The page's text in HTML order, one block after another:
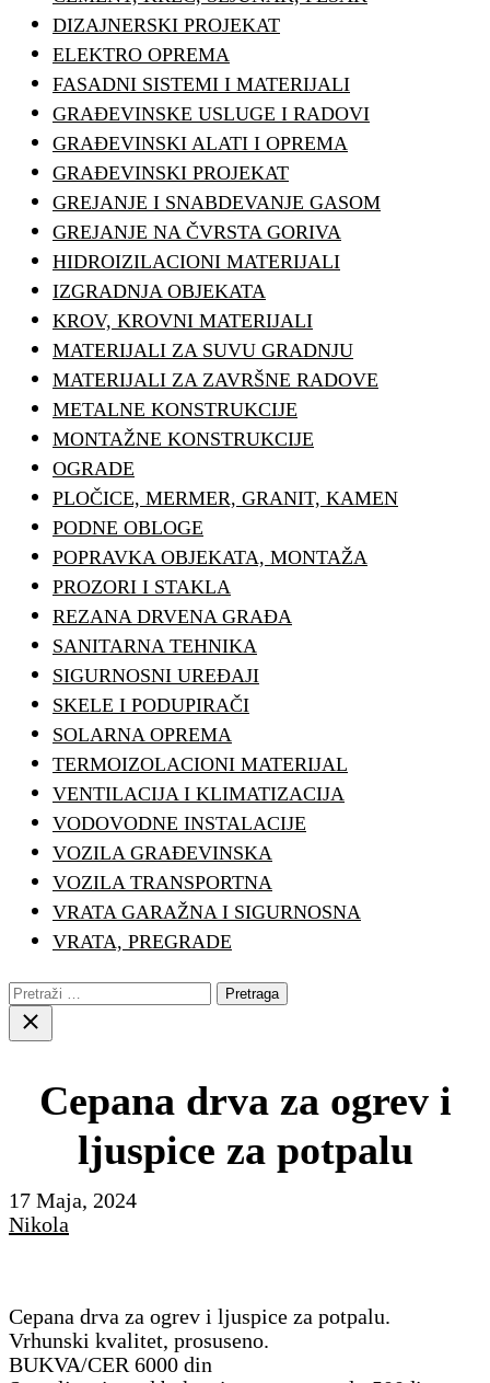
DIZAJNERSKI PROJEKAT
ELEKTRO OPREMA
FASADNI SISTEMI I MATERIJALI
GRAĐEVINSKE USLUGE I RADOVI
GRAĐEVINSKI ALATI I OPREMA
GRAĐEVINSKI PROJEKAT
GREJANJE I SNABDEVANJE GASOM
GREJANJE NA ČVRSTA GORIVA
HIDROIZILACIONI MATERIJALI
IZGRADNJA OBJEKATA
KROV, KROVNI MATERIJALI
MATERIJALI ZA SUVU GRADNJU
MATERIJALI ZA ZAVRŠNE RADOVE
METALNE KONSTRUKCIJE
MONTAŽNE KONSTRUKCIJE
OGRADE
PLOČICE, MERMER, GRANIT, KAMEN
PODNE OBLOGE
POPRAVKA OBJEKATA, MONTAŽA
PROZORI I STAKLA
REZANA DRVENA GRAĐA
SANITARNA TEHNIKA
SIGURNOSNI UREĐAJI
SKELE I PODUPIRAČI
SOLARNA OPREMA
TERMOIZOLACIONI MATERIJAL
VENTILACIJA I KLIMATIZACIJA
VODOVODNE INSTALACIJE
VOZILA GRAĐEVINSKA
VOZILA TRANSPORTNA
VRATA GARAŽNA I SIGURNOSNA
VRATA, PREGRADE
Pretraga:
Close
search
Cepana drva za ogrev i
ljuspice za potpalu
17 Maja, 2024
Nikola
Cepana drva za ogrev i ljuspice za potpalu.
Vrhunski kvalitet, prosuseno.
BUKVA/CER 6000 din